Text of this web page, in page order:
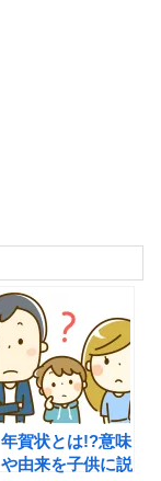
年賀状とは!?意味
や由来を子供に説